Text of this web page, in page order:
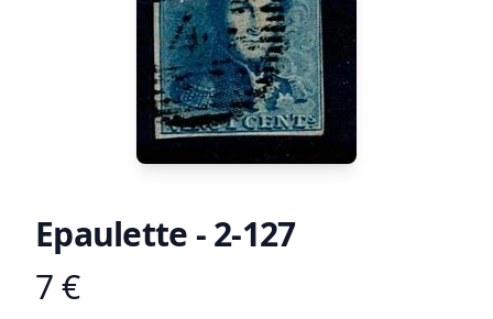
Epaulette - 2-127
Product information
7 €